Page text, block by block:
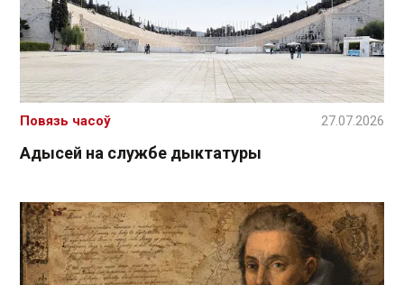
Адысей на службе дыктатуры
Повязь часоў 27.07.2026